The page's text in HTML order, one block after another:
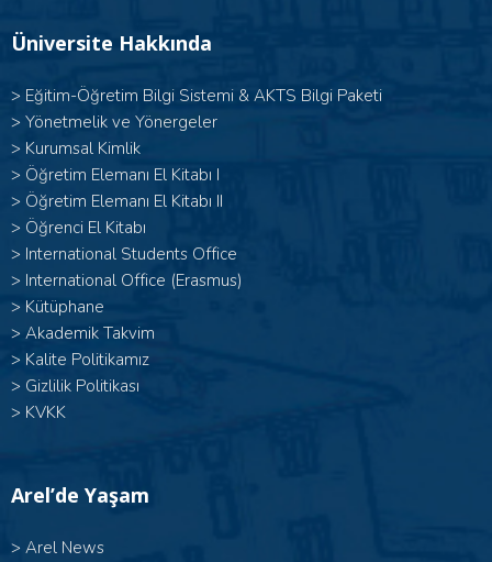
Üniversite Hakkında
> Eğitim-Öğretim Bilgi Sistemi & AKTS Bilgi Paketi
> Yönetmelik ve Yönergeler
> Kurumsal Kimlik
> Öğretim Elemanı El Kitabı I
> Öğretim Elemanı El Kitabı II
> Öğrenci El Kitabı
> International Students Office
> International Office (Erasmus)
> Kütüphane
> Akademik Takvim
> Kalite Politikamız
> Gizlilik Politikası
> KVKK
Arel’de Yaşam
> Arel News